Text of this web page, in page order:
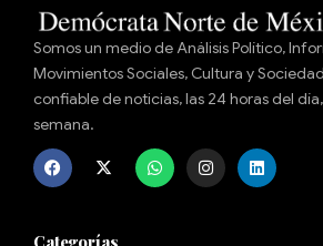
Somos un medio de Análisis Político,
Movimientos Sociales, Cultura y
confiable de noticias, las 24 horas del
semana.